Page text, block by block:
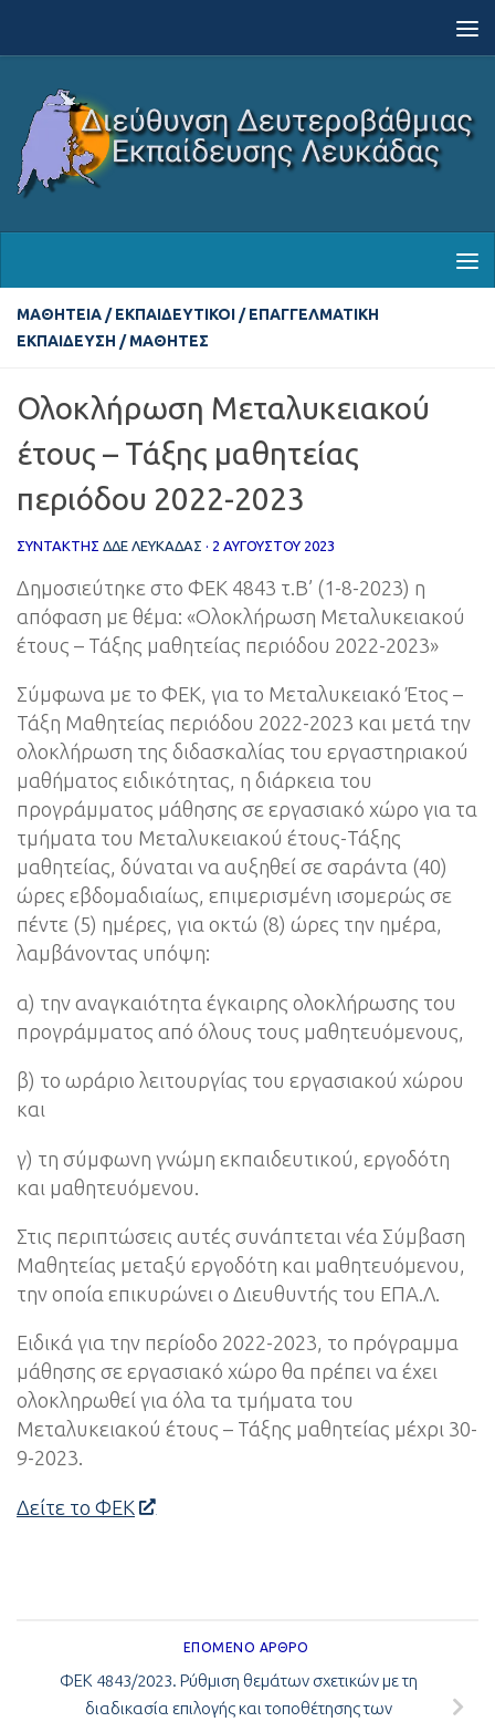
ΜΑΘΗΤΕΊΑ / ΕΚΠΑΙΔΕΥΤΙΚΟΊ / ΕΠΑΓΓΕΛΜΑΤΙΚΉ
ΕΚΠΑΊΔΕΥΣΗ / ΜΑΘΗΤΈΣ
Ολοκλήρωση Μεταλυκειακού
έτους – Τάξης μαθητείας
περιόδου 2022-2023
ΣΥΝΤΆΚΤΗΣ ΔΔΕ ΛΕΥΚΑΔΑΣ · 2 ΑΥΓΟΎΣΤΟΥ 2023
Δημοσιεύτηκε στο ΦΕΚ 4843 τ.Β’ (1-8-2023) η
απόφαση με θέμα: «Ολοκλήρωση Μεταλυκειακού
έτους – Τάξης μαθητείας περιόδου 2022-2023»
Σύμφωνα με το ΦΕΚ, για το Μεταλυκειακό Έτος –
Τάξη Μαθητείας περιόδου 2022-2023 και μετά την
ολοκλήρωση της διδασκαλίας του εργαστηριακού
μαθήματος ειδικότητας, η διάρκεια του
προγράμματος μάθησης σε εργασιακό χώρο για τα
τμήματα του Μεταλυκειακού έτους-Τάξης
μαθητείας, δύναται να αυξηθεί σε σαράντα (40)
ώρες εβδομαδιαίως, επιμερισμένη ισομερώς σε
πέντε (5) ημέρες, για οκτώ (8) ώρες την ημέρα,
λαμβάνοντας υπόψη:
α) την αναγκαιότητα έγκαιρης ολοκλήρωσης του
προγράμματος από όλους τους μαθητευόμενους,
β) το ωράριο λειτουργίας του εργασιακού χώρου
και
γ) τη σύμφωνη γνώμη εκπαιδευτικού, εργοδότη
και μαθητευόμενου.
Στις περιπτώσεις αυτές συνάπτεται νέα Σύμβαση
Μαθητείας μεταξύ εργοδότη και μαθητευόμενου,
την οποία επικυρώνει ο Διευθυντής του ΕΠΑ.Λ.
Ειδικά για την περίοδο 2022-2023, το πρόγραμμα
μάθησης σε εργασιακό χώρο θα πρέπει να έχει
ολοκληρωθεί για όλα τα τμήματα του
Μεταλυκειακού έτους – Τάξης μαθητείας μέχρι 30-
9-2023.
Δείτε το ΦΕΚ
ΕΠΌΜΕΝΟ ΆΡΘΡΟ
ΦΕΚ 4843/2023. Ρύθμιση θεμάτων σχετικών με τη
διαδικασία επιλογής και τοποθέτησης των